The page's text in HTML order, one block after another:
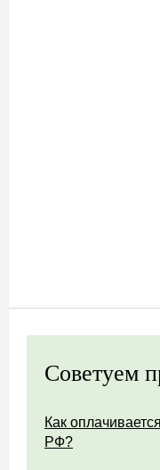
Советуем
Как
РФ?